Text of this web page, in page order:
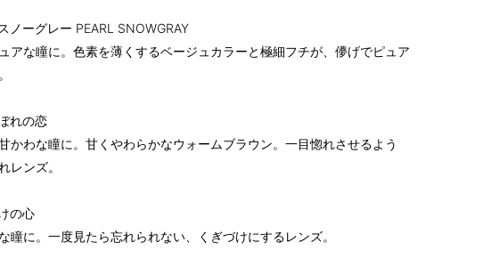
ノーグレー PEARL SNOWGRAY
アな瞳に。色素を薄くするベージュカラーと極細フチが、儚げでピュア
れの恋
かわな瞳に。甘くやわらかなウォームブラウン。一目惚れさせるよう
レンズ。
の心
瞳に。一度見たら忘れられない、くぎづけにするレンズ。